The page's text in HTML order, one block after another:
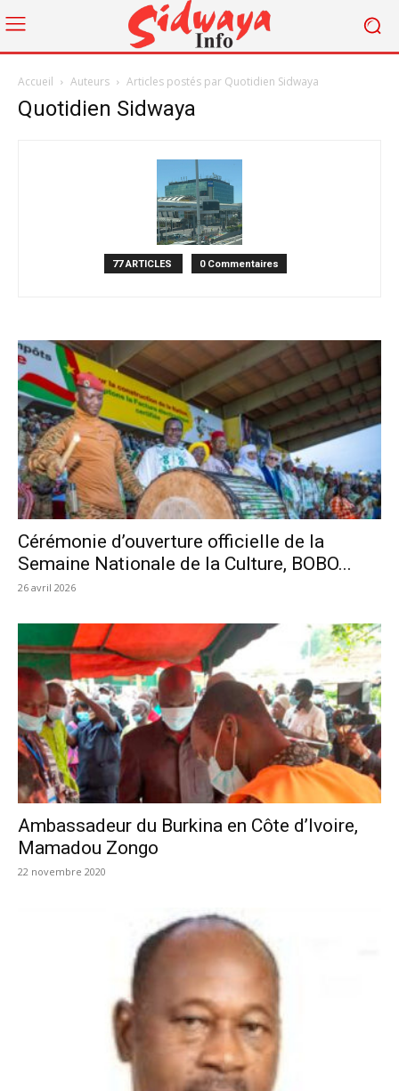
Accueil Auteurs Articles postés par Quotidien Sidwaya
Quotidien Sidwaya
77 ARTICLES 0 Commentaires
Cérémonie d’ouverture officielle de la
Semaine Nationale de la Culture, BOBO...
26 avril 2026
Ambassadeur du Burkina en Côte d’Ivoire,
Mamadou Zongo
22 novembre 2020